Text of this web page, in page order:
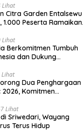
Lihat
Citra Garden Entalsewu
1.000 Peserta Ramaikan
Lihat
Berkomitmen Tumbuh
dan Dukung
Lihat
Dua Penghargaan
2026, Komitmen
Lihat
Sriwedari, Wayang
Terus Hidup